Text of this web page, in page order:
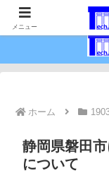
最
ホーム
静岡県磐田
について
メニュー